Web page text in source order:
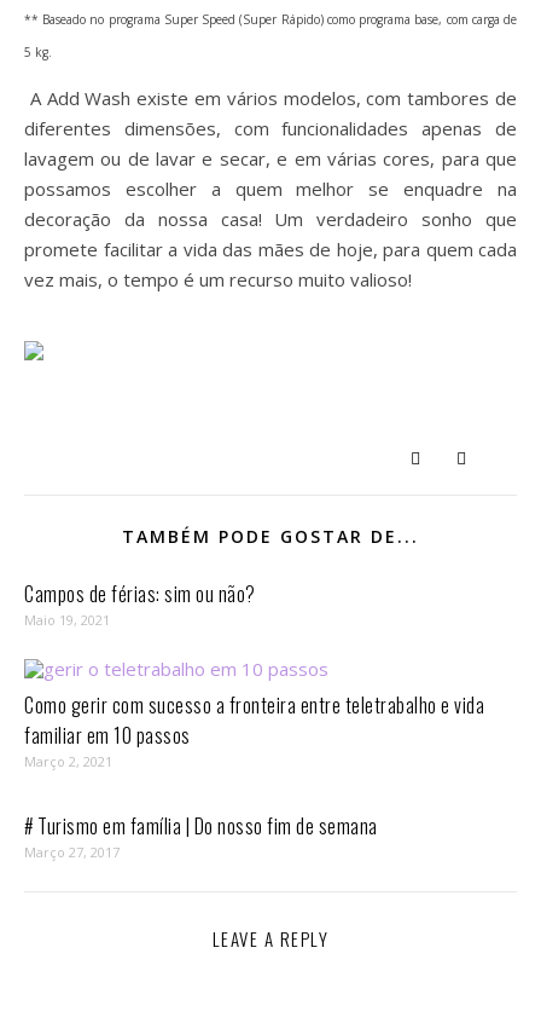
** Baseado no programa Super Speed (Super Rápido) como programa base, com carga de
5 kg.
A Add Wash existe em vários modelos, com tambores de
diferentes dimensões, com funcionalidades apenas de
lavagem ou de lavar e secar, e em várias cores, para que
possamos escolher a quem melhor se enquadre na
decoração da nossa casa! Um verdadeiro sonho que
promete facilitar a vida das mães de hoje, para quem cada
vez mais, o tempo é um recurso muito valioso!
TAMBÉM PODE GOSTAR DE...
Campos de férias: sim ou não?
Maio 19, 2021
Como gerir com sucesso a fronteira entre teletrabalho e vida
familiar em 10 passos⁣
Março 2, 2021
# Turismo em família | Do nosso fim de semana
Março 27, 2017
LEAVE A REPLY